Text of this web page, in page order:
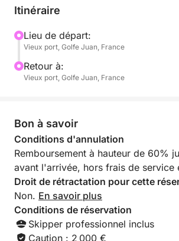
Départ en fin de journée : Nous
navigation douce le long des côtes.
Le spot parfait : Nous jetterons
crique paisible (Baie des
Apéritif Premium : Profitez d'une
Champagne fraîche, accompagnée
mignardises locales, bercés par le
Baignade au crépuscule : Pour les
plongez dans une eau calme et
absolu de la mer en fin de journée.
Itinéraire
Lieu de départ:
Vieux port, Golfe Juan, France
Retour à:
Vieux port, Golfe Juan, France
Bon à savoir
Conditions d'annulation
Remboursement à hauteur de 60%
avant l'arrivée, hors frais de service
Droit de rétractation pour cette
Non. En savoir plus
Conditions de réservation
Skipper professionnel inclus
Caution : 2 000 €